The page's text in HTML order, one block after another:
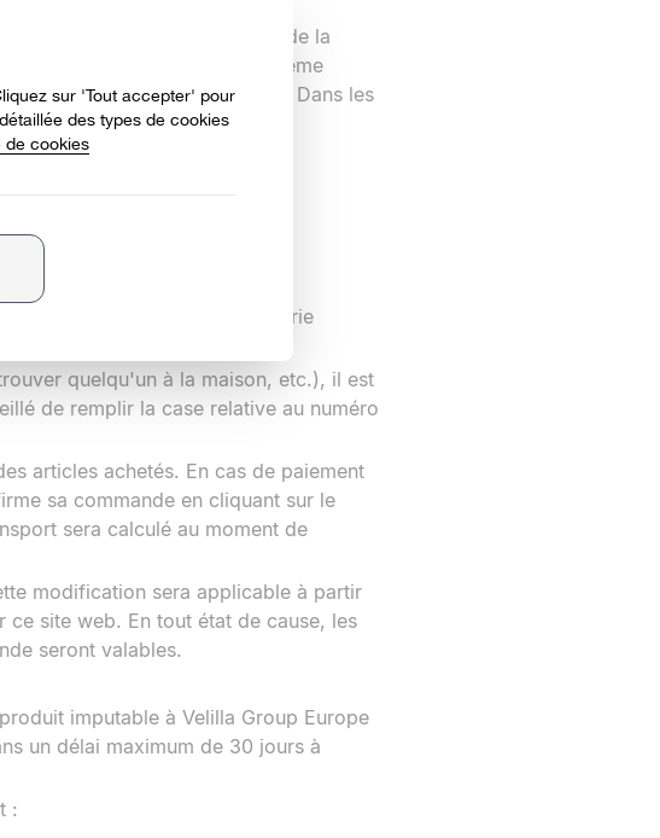
avec une description de la
peut être due à un problème
l'adresse électronique fournie. Dans les
clientèle.
d'une société de messagerie
continentale.
quelqu'un à la maison, etc.), il est
de remplir la case relative au numéro
articles achetés. En cas de paiement
sa commande en cliquant sur le
sera calculé au moment de
modification sera applicable à partir
site web. En tout état de cause, les
seront valables.
imputable à Velilla Group Europe
un délai maximum de 30 jours à
: